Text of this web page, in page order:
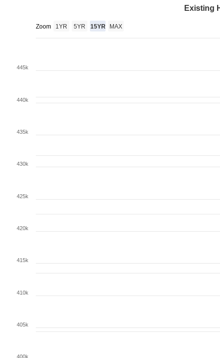
Existing
400k
410k
420k
430k
440k
405k
415k
425k
435k
445k
Zoom 1YR 5YR 15YR MAX